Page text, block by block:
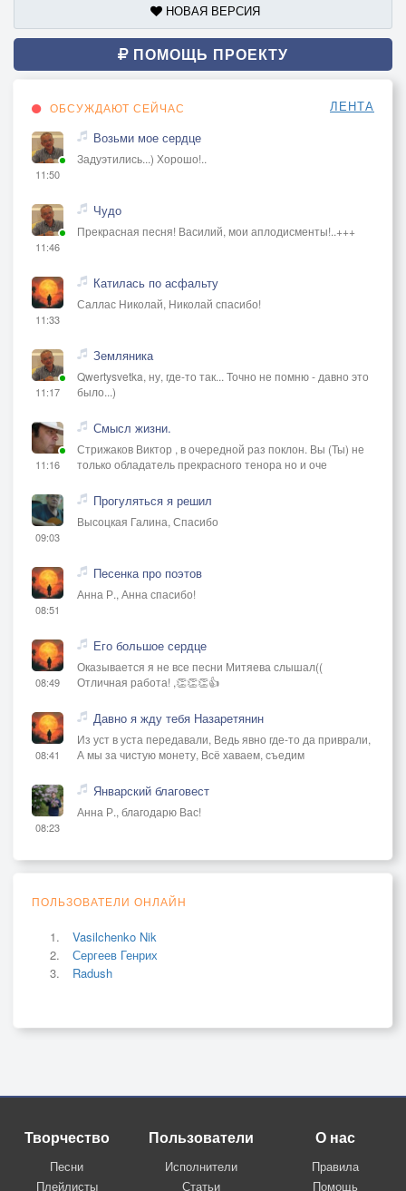
НОВАЯ ВЕРСИЯ
ПОМОЩЬ ПРОЕКТУ
ОБСУЖДАЮТ СЕЙЧАС ЛЕНТА
11:50
Возьми мое сердце
Задуэтились...) Хорошо!..
11:46
Чудо
Прекрасная песня! Василий, мои аплодисменты!..+++
11:33
Катилась по асфальту
Саллас Николай, Николай спасибо!
11:17
Земляника
Qwertysvetka, ну, где-то так... Точно не помню - давно это
было...)
11:16
Смысл жизни.
Стрижаков Виктор , в очередной раз поклон. Вы (Ты) не
только обладатель прекрасного тенора но и оче
09:03
Прогуляться я решил
Высоцкая Галина, Спасибо
08:51
Песенка про поэтов
Анна Р., Анна спасибо!
08:49
Его большое сердце
Оказывается я не все песни Митяева слышал((
Отличная работа! ,👏👏👏👍
08:41
Давно я жду тебя Назаретянин
Из уст в уста передавали, Ведь явно где-то да приврали,
А мы за чистую монету, Всё хаваем, съедим
08:23
Январский благовест
Анна Р., благодарю Вас!
ПОЛЬЗОВАТЕЛИ ОНЛАЙН
Vasilchenko Nik
Сергеев Генрих
Radush
Творчество
Песни
Плейлисты
Пользователи
Исполнители
Статьи
О нас
Правила
Помощь